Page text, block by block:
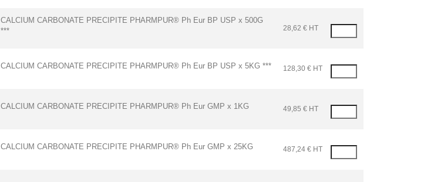
CALCIUM CARBONATE PRECIPITE PHARMPUR® Ph Eur BP USP x 500G
***
28,62 € HT
CALCIUM CARBONATE PRECIPITE PHARMPUR® Ph Eur BP USP x 5KG *** 128,30 € HT
CALCIUM CARBONATE PRECIPITE PHARMPUR® Ph Eur GMP x 1KG 49,85 € HT
CALCIUM CARBONATE PRECIPITE PHARMPUR® Ph Eur GMP x 25KG 487,24 € HT